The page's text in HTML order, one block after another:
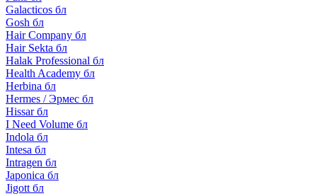
Galacticos бл
Gosh бл
Hair Company бл
Hair Sekta бл
Halak Professional бл
Health Academy бл
Herbina бл
Hermes / Эрмес бл
Hissar бл
I Need Volume бл
Indola бл
Intesa бл
Intragen бл
Japonica бл
Jigott бл